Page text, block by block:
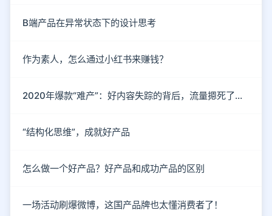
B端产品在异常状态下的设计思考
作为素人，怎么通过小红书来赚钱？
2020年爆款“难产”：好内容失踪的背后，流量摁死了内容
“结构化思维”，成就好产品
怎么做一个好产品？好产品和成功产品的区别
一场活动刷爆微博，这国产品牌也太懂消费者了！